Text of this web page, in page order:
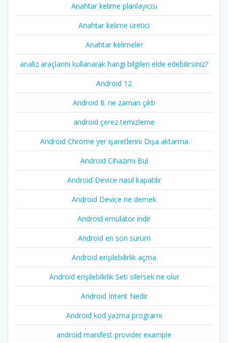
Anahtar kelime planlayıcısı
Anahtar kelime üretici
Anahtar kelimeler
analiz araçlarını kullanarak hangi bilgileri elde edebilirsiniz?
Android 12
Android 8. ne zaman çıktı
android çerez temizleme
Android Chrome yer işaretlerini Dışa aktarma
Android Cihazımı Bul
Android Device nasıl kapatilir
Android Device ne demek
Android emülatör indir
Android en son sürüm
Android erişilebilirlik açma
Android erişilebilirlik Seti silersek ne olur
Android Intent Nedir
Android kod yazma programı
android manifest provider example